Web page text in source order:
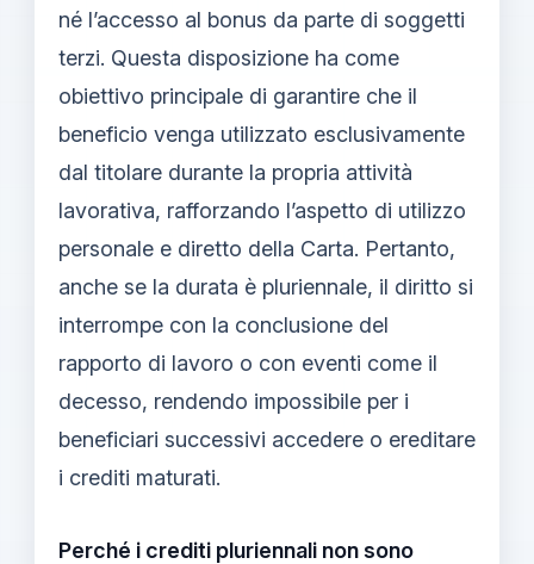
né l’accesso al bonus da parte di soggetti
terzi. Questa disposizione ha come
obiettivo principale di garantire che il
beneficio venga utilizzato esclusivamente
dal titolare durante la propria attività
lavorativa, rafforzando l’aspetto di utilizzo
personale e diretto della Carta. Pertanto,
anche se la durata è pluriennale, il diritto si
interrompe con la conclusione del
rapporto di lavoro o con eventi come il
decesso, rendendo impossibile per i
beneficiari successivi accedere o ereditare
i crediti maturati.
Perché i crediti pluriennali non sono